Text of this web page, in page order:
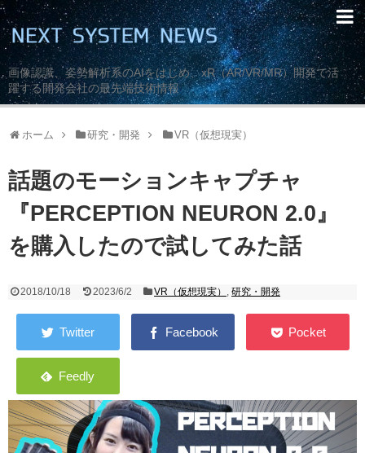
画像認識、姿勢解析系のAIをはじめ、xR（AR/VR/MR）開発で活
躍する開発会社の最先端技術情報
ホーム 研究・開発 VR（仮想現実）
話題のモーションキャプチャ
『PERCEPTION NEURON 2.0』
を購入したので試してみた話
2018/10/18 2023/6/2 VR（仮想現実） ,研究・開発